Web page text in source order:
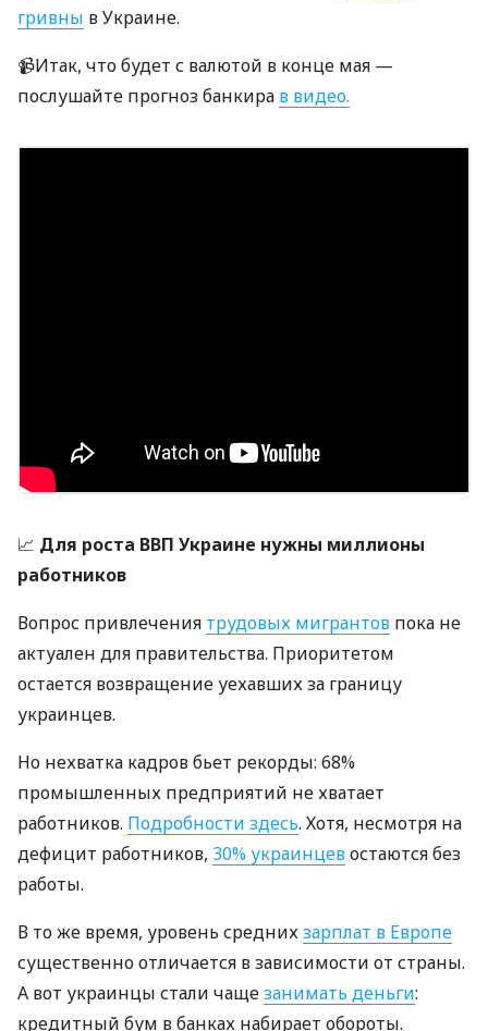
гривны в Украине.
📹Итак, что будет с валютой в конце мая —
послушайте прогноз банкира в видео.
📈 Для роста ВВП Украине нужны миллионы
работников
Вопрос привлечения трудовых мигрантов пока не
актуален для правительства. Приоритетом
остается возвращение уехавших за границу
украинцев.
Но нехватка кадров бьет рекорды: 68%
промышленных предприятий не хватает
работников. Подробности здесь. Хотя, несмотря на
дефицит работников, 30% украинцевостаются без
работы.
В то же время, уровень среднихзарплат в Европе
существенно отличается в зависимости от страны.
А вот украинцы стали чащезанимать деньги:
кредитный бум в банках набирает обороты.